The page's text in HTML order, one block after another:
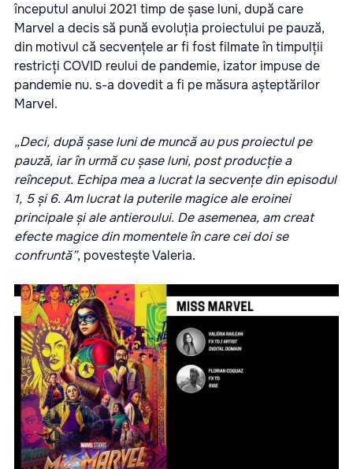
începutul anului 2021 timp de șase luni, după care
Marvel a decis să pună evoluția proiectului pe pauză,
din motivul că secvențele ar fi fost filmate în timpulții
restricți COVID reului de pandemie, izator impuse de
pandemie nu. s-a dovedit a fi pe măsura așteptărilor
Marvel.
„Deci, după șase luni de muncă au pus proiectul pe
pauză, iar în urmă cu șase luni, post producție a
reînceput. Echipa mea a lucrat la secvențe din episodul
1, 5 și 6. Am lucrat la puterile magice ale eroinei
principale și ale antieroului. De asemenea, am creat
efecte magice din momentele în care cei doi se
confruntă”, povestește Valeria.